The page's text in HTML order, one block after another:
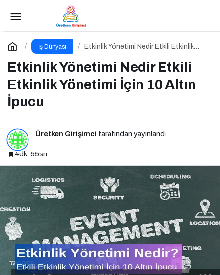
İş Dünyası
Etkinlik Yönetimi Nedir Etkili Etkinlik
Etkinlik Yönetimi Nedir Etkili
Etkinlik Yönetimi İçin 10 Altın
İpucu
Üretken Girişimci tarafından yayınlandı
4dk, 55sn
Kişisel Markalaşma Nedir Etkili Kişisel
Markalaşma için 10 Altın İpucu
Yorum Yap